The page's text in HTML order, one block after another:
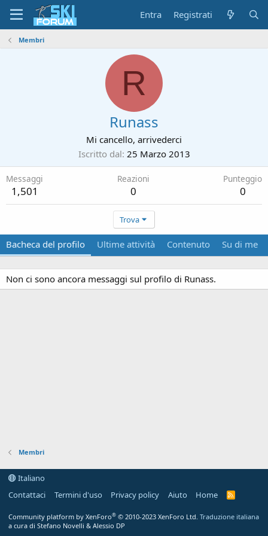
Entra Registrati
Membri
R
Runass
Mi cancello, arrivederci
Iscritto dal 25 Marzo 2013
Messaggi
1,501
Reazioni
0
Punteggio
0
Trova
Bacheca del profilo Ultime attività Contenuto Su di me
Non ci sono ancora messaggi sul profilo di Runass.
Membri
Italiano
Contattaci
Termini d'uso Privacy policy Aiuto Home
R
Community platform by XenForo® © 2010-2023 XenForo Ltd. Traduzione italiana
a cura di Stefano Novelli & Alessio DP